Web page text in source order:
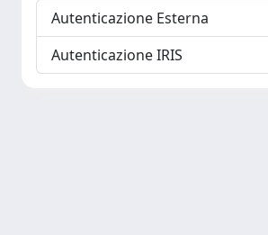
Autenticazione Esterna
Autenticazione IRIS